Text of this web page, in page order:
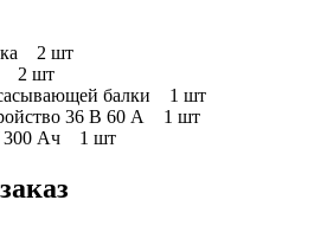
2 шт
2 шт
балки 1 шт
36 В 60 А 1 шт
/ 300 Ач 1 шт